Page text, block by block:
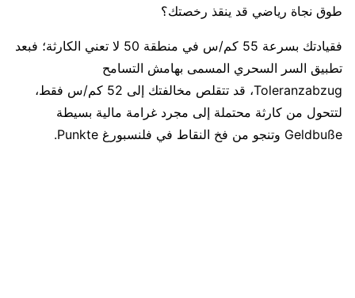
طوق نجاة رياضي قد ينقذ رخصتك؟
فقيادتك بسرعة 55 كم/س في منطقة 50 لا تعني الكارثة؛ فبعد
تطبيق السر السحري المسمى بهامش التسامح
Toleranzabzug، قد تتقلص مخالفتك إلى 52 كم/س فقط،
لتتحول من كارثة محتملة إلى مجرد غرامة مالية بسيطة
Geldbuße وتنجو من فخ النقاط في فلنسبورغ Punkte.